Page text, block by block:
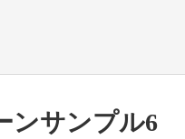
ンサンプル6